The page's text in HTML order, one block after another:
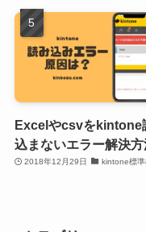
Excelやcsvをkintone
込まないエラー解決方
2018年12月29日 kintone標